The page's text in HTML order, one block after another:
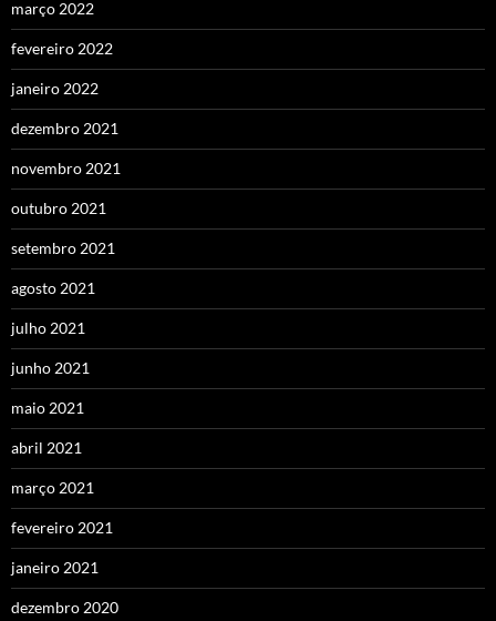
março 2022
fevereiro 2022
janeiro 2022
dezembro 2021
novembro 2021
outubro 2021
setembro 2021
agosto 2021
julho 2021
junho 2021
maio 2021
abril 2021
março 2021
fevereiro 2021
janeiro 2021
dezembro 2020